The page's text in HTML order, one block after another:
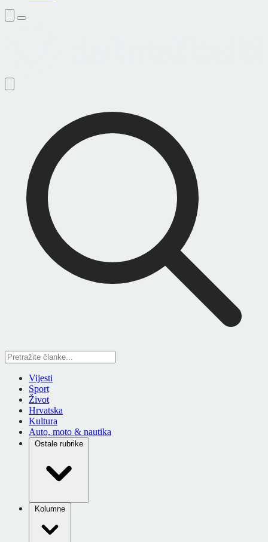
Vijesti
Sport
Život
Hrvatska
Kultura
Auto, moto & nautika
Ostale rubrike
Kolumne